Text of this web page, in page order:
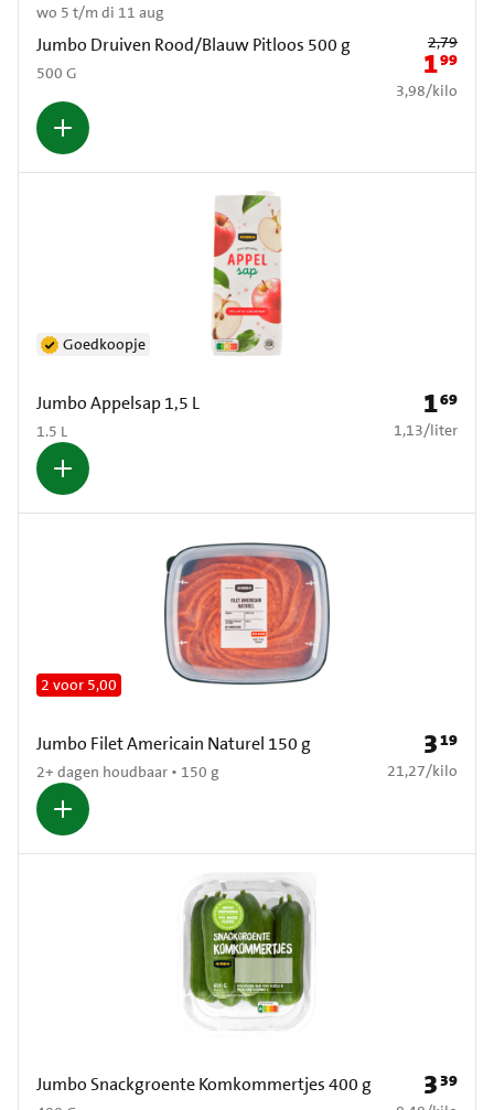
Jumbo Druiven Rood/Blauw Pitloos 500 g
500 G
wo 5 t/m di 11 aug
Oude prijs: €
2,79
Nieuwe
199
€ 3,98 per kilo
3,98/kilo
Jumbo Appelsap 1,5 L
1.5 L
Goedkoopje
Prijs: €
169
€ 1,13 per liter
1,13/liter
Jumbo Filet Americain Naturel 150 g
2+ dagen houdbaar • 150 g
2 voor 5,00
Prijs: €
319
€ 21,27 per kilo
21,27/kilo
Jumbo Snackgroente Komkommertjes 400 g Prijs: €
339